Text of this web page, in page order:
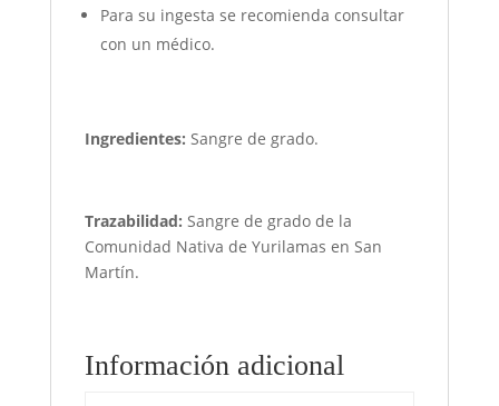
Para su ingesta se recomienda consultar
con un médico.
Ingredientes: Sangre de grado.
Trazabilidad: Sangre de grado de la
Comunidad Nativa de Yurilamas en San
Martín.
Información adicional